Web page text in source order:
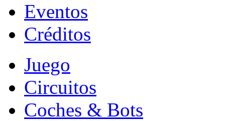
Eventos
Créditos
Juego
Circuitos
Coches & Bots